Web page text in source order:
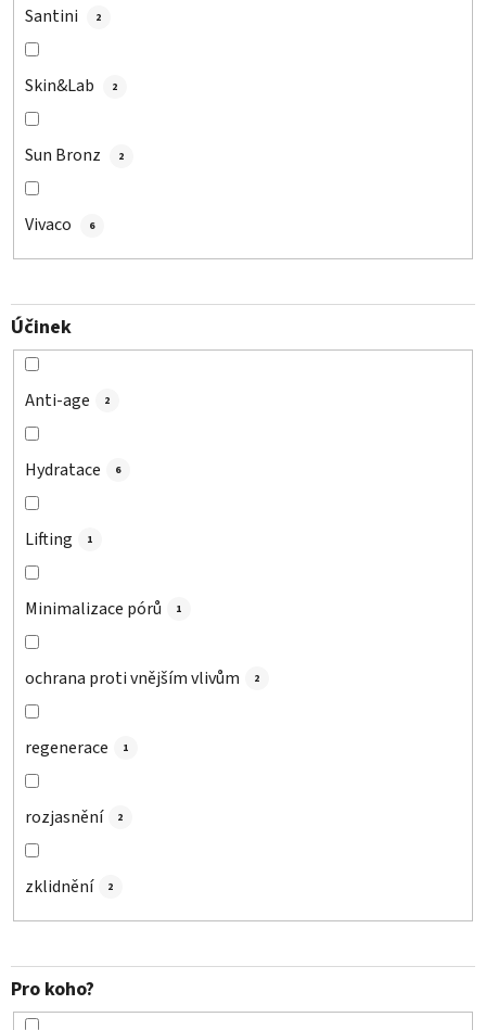
Santini 2
Skin&Lab 2
Sun Bronz 2
Vivaco 6
Účinek
Anti-age 2
Hydratace 6
Lifting 1
Minimalizace pórů 1
ochrana proti vnějším vlivům 2
regenerace 1
rozjasnění 2
zklidnění 2
Pro koho?